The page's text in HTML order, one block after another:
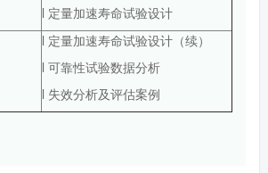
l 定量加速寿命试验设计
l 定量加速寿命试验设计（续）
l 可靠性试验数据分析
l 失效分析及评估案例